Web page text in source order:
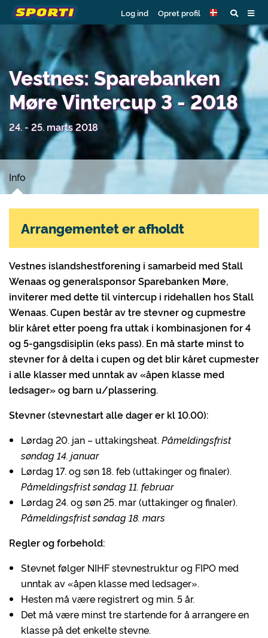
Log ind Opret profil
Vestnes: Sparebanken
Møre Vintercup 3 - 2018
24. - 25. marts 2018
Info
Vestnes islandshestforening i samarbeid med Stall
Wenaas og generalsponsor Sparebanken Møre,
inviterer med dette til vintercup i ridehallen hos Stall
Wenaas.Cupen består av tre stevner og cupmestre
blir kåret etter poeng fra uttak i kombinasjonen for 4
og 5-gangsdisiplin (eks pass). En må starte minst to
stevner for å delta i cupen og det blir kåret cupmester
i alle klasser med unntak av «åpen klasse med
ledsager» og barn u/plassering.
Stevner (stevnestart alle dager er kl 10.00):
Lørdag 20. jan – uttakingsheat. Påmeldingsfrist
søndag 14. januar
Lørdag 17. og søn 18. feb (uttakinger og finaler).
Påmeldingsfrist søndag 11. februar
Lørdag 24. og søn 25. mar (uttakinger og finaler).
Påmeldingsfrist søndag 18. mars
Regler og forbehold:
Stevnet følger NIHF stevnestruktur og FIPO med
unntak av «åpen klasse med ledsager».
Hesten må være registrert og min. 5 år.
Det må være minst tre startende for å arrangere en
klasse på det enkelte stevne.
Arrangementet er afholdt